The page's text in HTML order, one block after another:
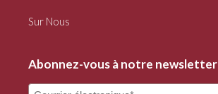
Sur Nous
Abonnez-vous à notre newsletter